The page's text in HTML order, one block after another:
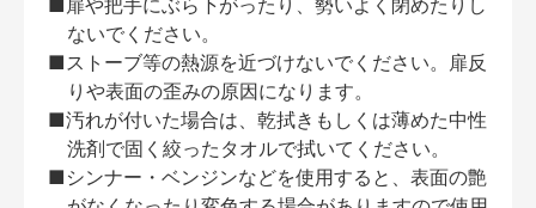
■扉や把手にぶら下がったり、勢いよく閉めたりし
ないでください。
■ストーブ等の熱源を近づけないでください。扉反
りや表面の歪みの原因になります。
■汚れが付いた場合は、乾拭きもしくは薄めた中性
洗剤で固く絞ったタオルで拭いてください。
■シンナー・ベンジンなどを使用すると、表面の艶